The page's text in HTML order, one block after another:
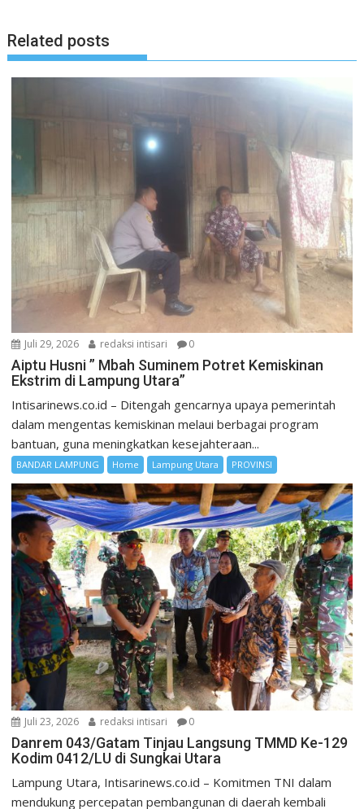
Related posts
Juli 29, 2026 redaksi intisari 0
Aiptu Husni ” Mbah Suminem Potret Kemiskinan
Ekstrim di Lampung Utara”
Intisarinews.co.id – Ditengah gencarnya upaya pemerintah
dalam mengentas kemiskinan melaui berbagai program
bantuan, guna meningkatkan kesejahteraan...
BANDAR LAMPUNG Home Lampung Utara PROVINSI
Juli 23, 2026 redaksi intisari 0
Danrem 043/Gatam Tinjau Langsung TMMD Ke-129
Kodim 0412/LU di Sungkai Utara
Lampung Utara, Intisarinews.co.id – Komitmen TNI dalam
mendukung percepatan pembangunan di daerah kembali